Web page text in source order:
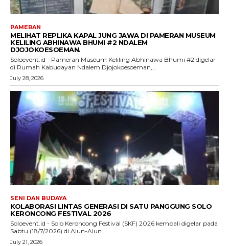
PAMERAN
MELIHAT REPLIKA KAPAL JUNG JAWA DI PAMERAN MUSEUM
KELILING ABHINAWA BHUMI #2 NDALEM
DJOJOKOESOEMAN.
Soloevent.id - Pameran Museum Keliling Abhinawa Bhumi #2 digelar
di Rumah Kabudayan Ndalem Djojokoesoeman,...
July 28, 2026
SENI DAN BUDAYA
KOLABORASI LINTAS GENERASI DI SATU PANGGUNG SOLO
KERONCONG FESTIVAL 2026
Soloevent.id - Solo Keroncong Festival (SKF) 2026 kembali digelar pada
Sabtu (18/7/2026) di Alun-Alun...
July 21, 2026